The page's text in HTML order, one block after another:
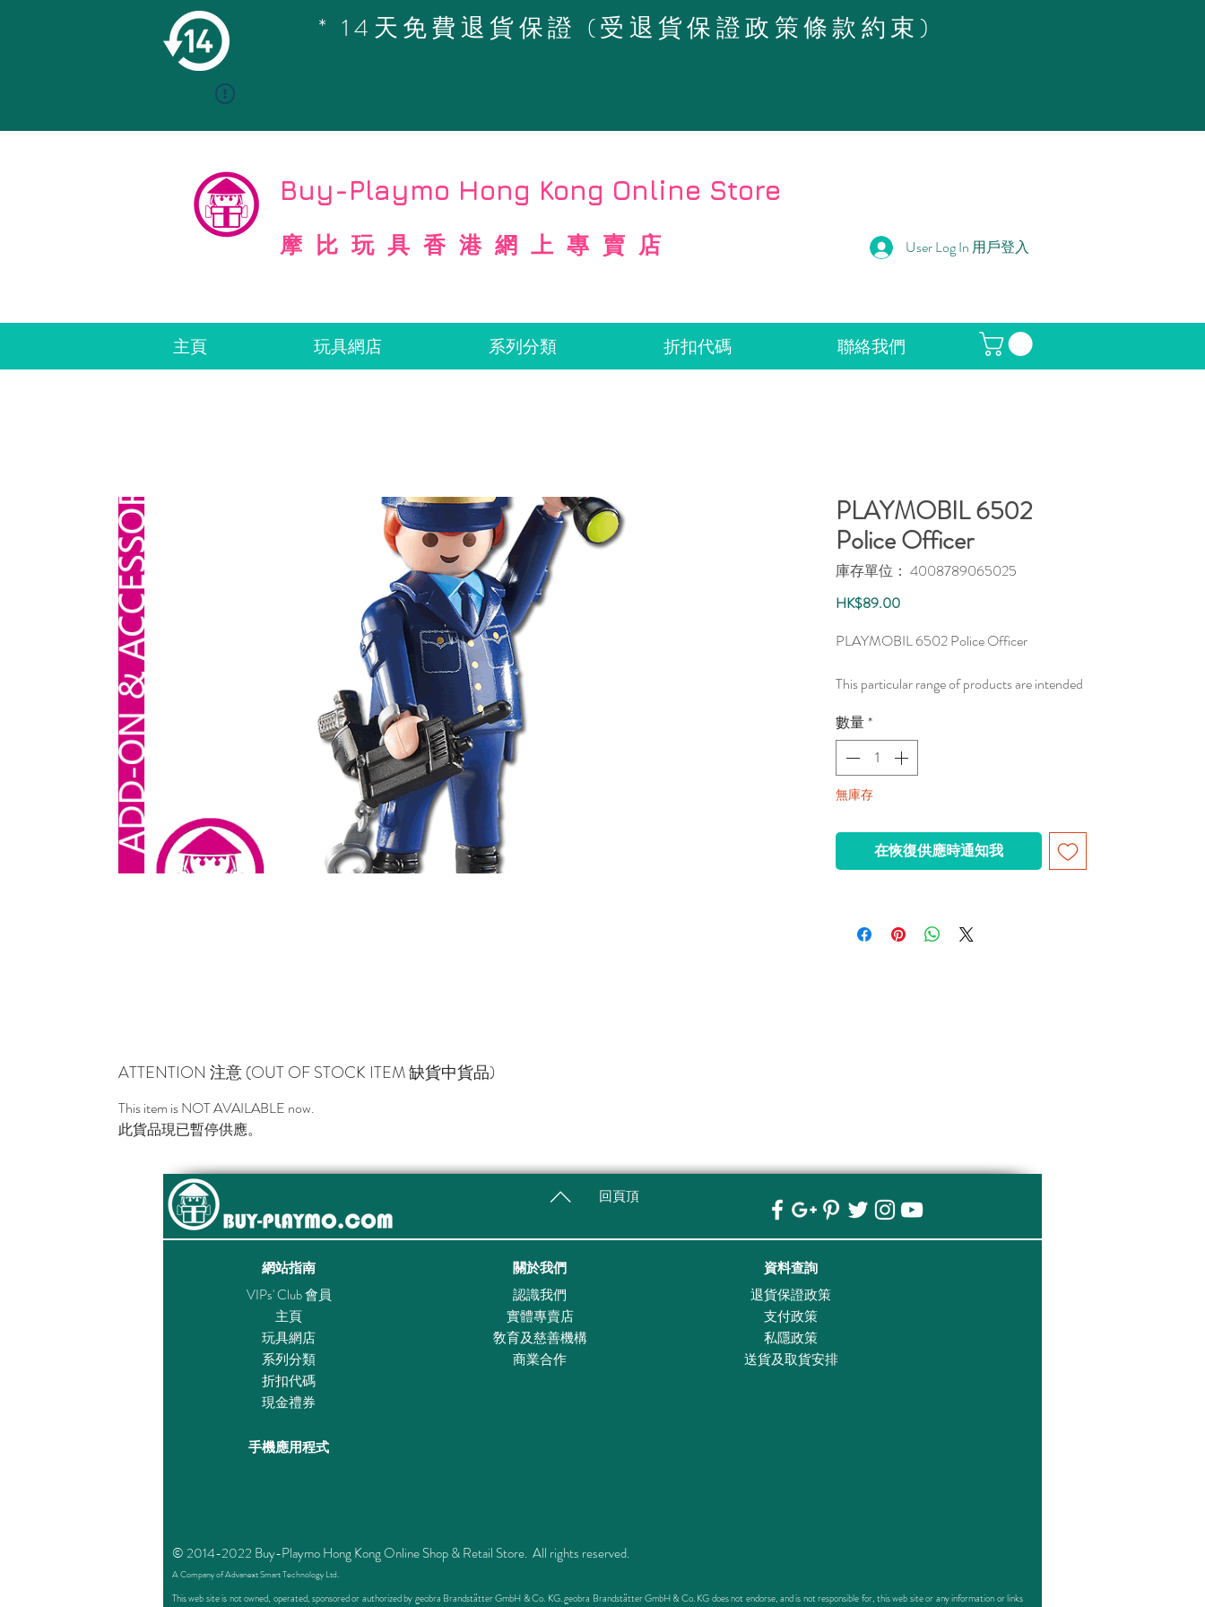
* 14天免費退貨保證 (受退貨保證政策條款約束)
Buy-Playmo Hong Kong Online Store
摩比玩具香港網上專賣店 User Log In 用戶登入
主頁 玩具網店 系列分類 折扣代碼 聯絡我們
PLAYMOBIL 6502
Police Officer
庫存單位： 4008789065025
HK$89.00價
PLAYMOBIL 6502 Police Officer
This particular range of products are intended
PLAYMOBIL sets. The items are supplied in
plastic bags packaging.
此產品為PLAYMOBIL附加配件，貨品均
數量*
無庫存
在恢復供應時通知我
ATTENTION 注意 (OUT OF STOCK ITEM 缺貨中貨品)
This item is NOT AVAILABLE now.
此貨品現已暫停供應。
回頁頂
網站指南 關於我們
資料查詢
VIPs' Club 會員
主頁
玩具網店
系列分類
折扣代碼
現金禮券
認識我們
實體專賣店
敎育及慈善機構
商業合作
退貨保證政策
支付政策
私隱政策
送貨及取貨安排
手機應用程式
© 2014-2022 Buy-Playmo Hong Kong Online Shop & Retail Store. All rights reserved.
A Company of Advanext Smart Technology Ltd.
This web site is not owned, operated, sponsored or authorized by geobra Brandstätter GmbH & Co. KG. geobra Brandstätter GmbH & Co. KG does not endorse, and is not responsible for, this web site or any information or links